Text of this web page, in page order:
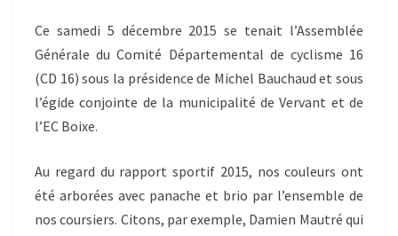
Ce samedi 5 décembre 2015 se tenait l’Assemblée
Générale du Comité Départemental de cyclisme 16
(CD 16) sous la présidence de Michel Bauchaud et sous
l’égide conjointe de la municipalité de Vervant et de
l’EC Boixe.
Au regard du rapport sportif 2015, nos couleurs ont
été arborées avec panache et brio par l’ensemble de
nos coursiers. Citons, par exemple, Damien Mautré qui